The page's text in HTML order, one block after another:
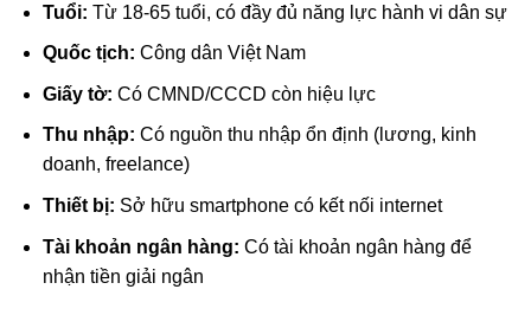
Tuổi: Từ 18-65 tuổi, có đầy đủ năng lực hành vi dân sự
Quốc tịch: Công dân Việt Nam
Giấy tờ: Có CMND/CCCD còn hiệu lực
Thu nhập: Có nguồn thu nhập ổn định (lương, kinh
doanh, freelance)
Thiết bị: Sở hữu smartphone có kết nối internet
Tài khoản ngân hàng: Có tài khoản ngân hàng để
nhận tiền giải ngân